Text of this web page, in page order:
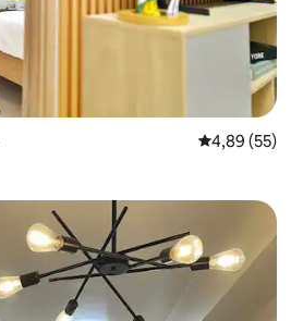
4,89 av 5 i
4,89 (55)